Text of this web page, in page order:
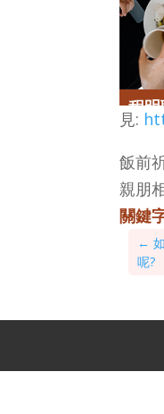
程
見:
飯前
親朋
關鍵
←
呢?